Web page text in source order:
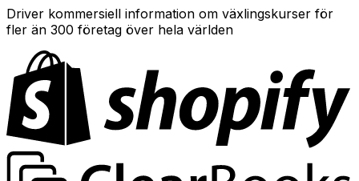
Driver kommersiell information om växlingskurser för
fler än 300 företag över hela världen